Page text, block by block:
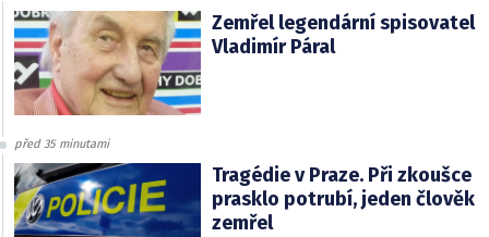
Zemřel legendární spisovatel
Vladimír Páral
před 35 minutami
Tragédie v Praze. Při zkoušce
prasklo potrubí, jeden člověk
zemřel